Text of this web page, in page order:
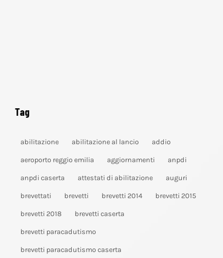
Tag
abilitazione abilitazione al lancio addio
aeroporto reggio emilia aggiornamenti anpdi
anpdi caserta attestati di abilitazione auguri
brevettati brevetti brevetti 2014 brevetti 2015
brevetti 2018 brevetti caserta
brevetti paracadutismo
brevetti paracadutismo caserta